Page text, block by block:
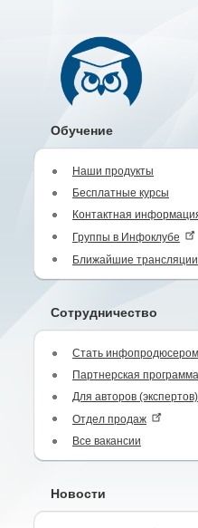
Обучение
Наши продукты
Бесплатные курсы
Контактная
Группы в Инфоклубе
Ближайшие трансляции
Сотрудничество
Стать инфопродюсером
Партнерская программа
Для авторов (экспертов)
Отдел продаж
Все вакансии
Новости